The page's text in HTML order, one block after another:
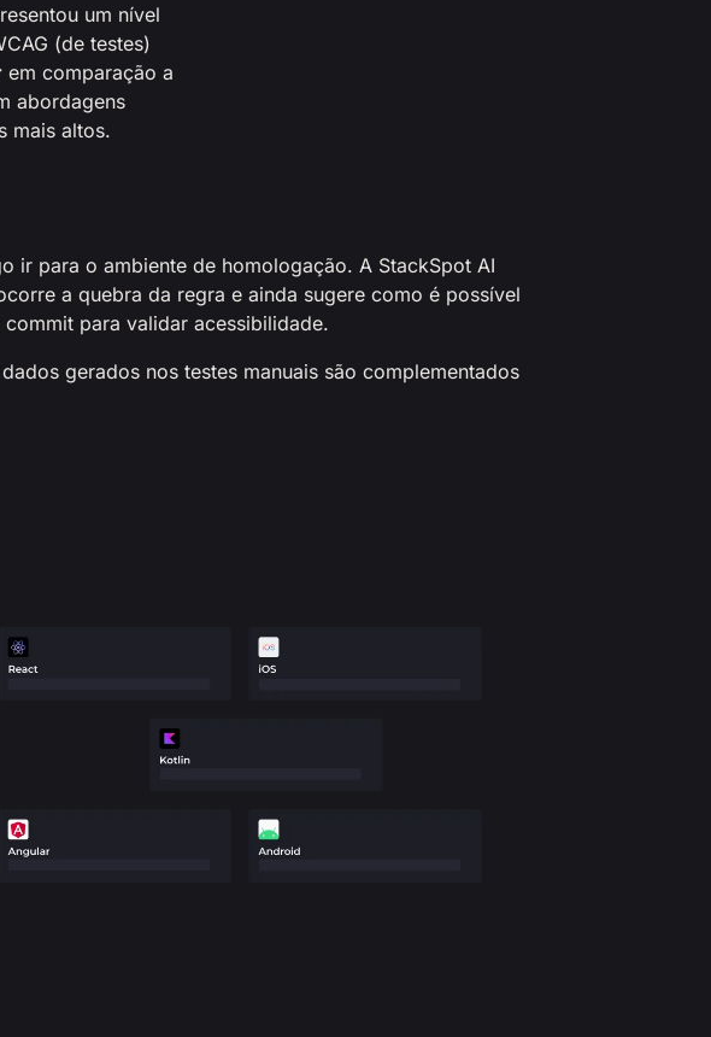
um nível
(de testes)
em comparação a
abordagens
mais altos.
ir para o ambiente de homologação. A StackSpot AI
a quebra da regra e ainda sugere como é possível
para validar acessibilidade.
gerados nos testes manuais são complementados